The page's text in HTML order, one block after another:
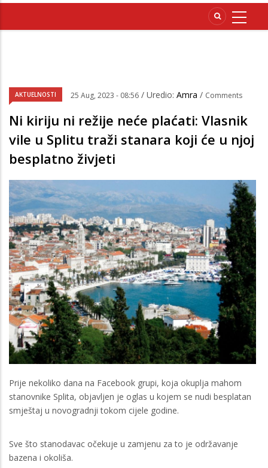
AKTUELNOSTI 25 Aug, 2023 - 08:56 / Uredio: Amra / Comments
Ni kiriju ni režije neće plaćati: Vlasnik
vile u Splitu traži stanara koji će u njoj
besplatno živjeti
Prije nekoliko dana na Facebook grupi, koja okuplja mahom
stanovnike Splita, objavljen je oglas u kojem se nudi besplatan
smještaj u novogradnji tokom cijele godine.
Sve što stanodavac očekuje u zamjenu za to je održavanje
bazena i okoliša.